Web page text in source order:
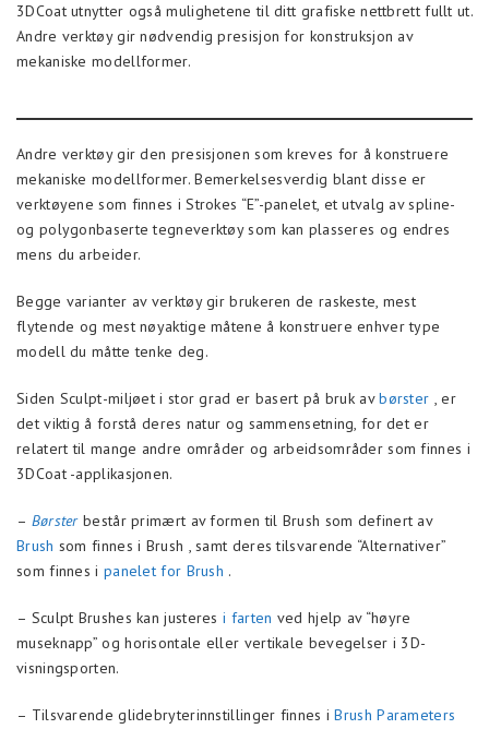
3DCoat utnytter også mulighetene til ditt grafiske nettbrett fullt ut.
Andre verktøy gir nødvendig presisjon for konstruksjon av
mekaniske modellformer.
Andre verktøy gir den presisjonen som kreves for å konstruere
mekaniske modellformer. Bemerkelsesverdig blant disse er
verktøyene som finnes i Strokes “E”-panelet, et utvalg av spline-
og polygonbaserte tegneverktøy som kan plasseres og endres
mens du arbeider.
Begge varianter av verktøy gir brukeren de raskeste, mest
flytende og mest nøyaktige måtene å konstruere enhver type
modell du måtte tenke deg.
Siden Sculpt-miljøet i stor grad er basert på bruk avbørster , er
det viktig å forstå deres natur og sammensetning, for det er
relatert til mange andre områder og arbeidsområder som finnes i
3DCoat -applikasjonen.
– Børsterbestår primært av formen til Brush som definert av
Brush som finnes i Brush , samt deres tilsvarende “Alternativer”
som finnes i panelet for Brush .
– Sculpt Brushes kan justeresi farten ved hjelp av “høyre
museknapp” og horisontale eller vertikale bevegelser i 3D-
visningsporten.
– Tilsvarende glidebryterinnstillinger finnes iBrush Parameters